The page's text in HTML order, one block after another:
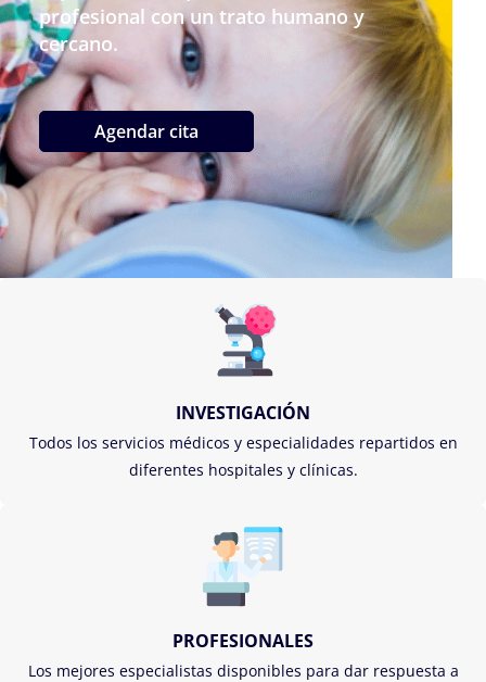
profesional con un trato humano y
cercano.
Agendar cita
INVESTIGACIÓN
Todos los servicios médicos y especialidades repartidos en
diferentes hospitales y clínicas.
PROFESIONALES
Los mejores especialistas disponibles para dar respuesta a